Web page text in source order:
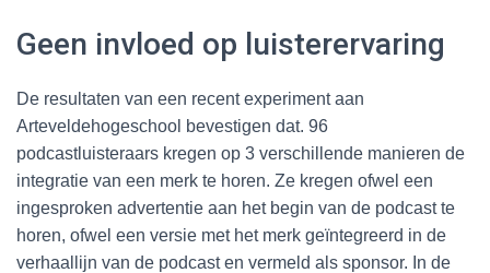
Geen invloed op luisterervaring
De resultaten van een recent experiment aan
Arteveldehogeschool bevestigen dat. 96
podcastluisteraars kregen op 3 verschillende manieren de
integratie van een merk te horen. Ze kregen ofwel een
ingesproken advertentie aan het begin van de podcast te
horen, ofwel een versie met het merk geïntegreerd in de
verhaallijn van de podcast en vermeld als sponsor. In de